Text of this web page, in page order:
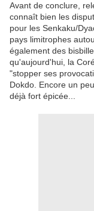
Avant de conclure,
connaît bien les
pour les Senkaku/
pays limitrophes
également des
qu'aujourd'hui, la
"stopper ses
Dokdo. Encore un
déjà fort épicée...